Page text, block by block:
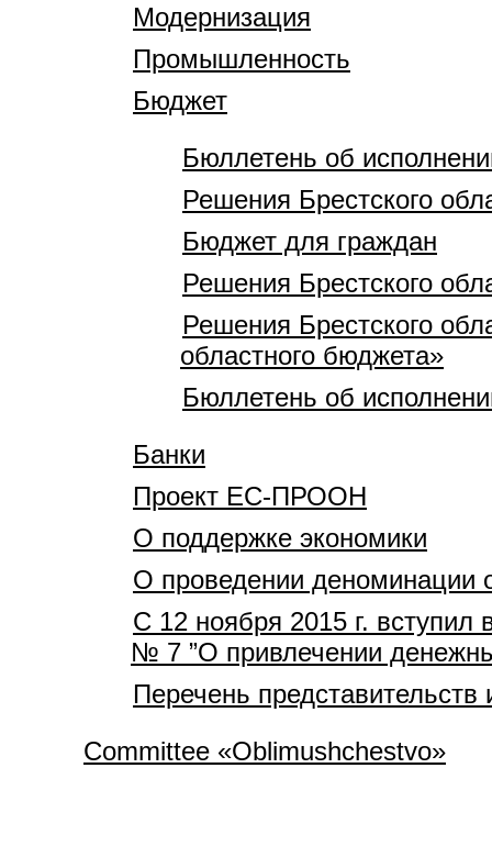
Модернизация
Промышленность
Бюджет
Бюллетень об
Решения Брестского
Бюджет для граждан
Решения Брестского
Решения Брестского
областного бюджета»
Бюллетень об
Банки
Проект ЕС-ПРООН
О поддержке экономики
О проведении деноминации
С 12 ноября 2015 г. вступил
№ 7 ”О привлечении
Перечень
Committee «Oblimushchestvo»